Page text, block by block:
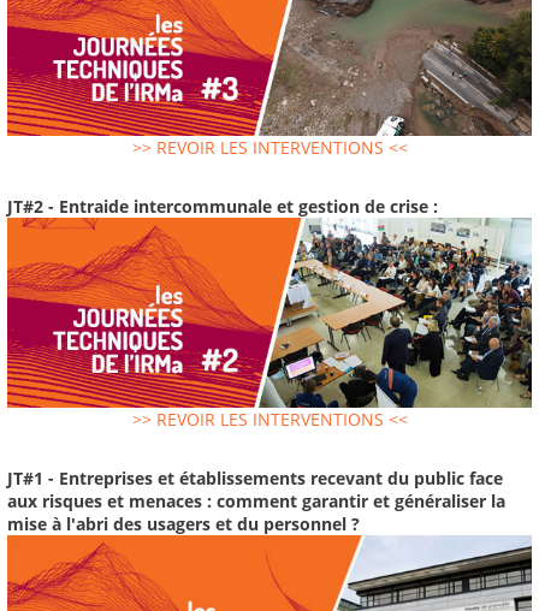
>> REVOIR LES INTERVENTIONS <<
JT#2 - Entraide intercommunale et gestion de crise :
>> REVOIR LES INTERVENTIONS <<
JT#1 - Entreprises et établissements recevant du public face
aux risques et menaces : comment garantir et généraliser la
mise à l'abri des usagers et du personnel ?